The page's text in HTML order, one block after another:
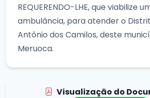
REQUERENDO-LHE, que viabilize
ambulância, para atender o
Antônio dos Camilos, deste
Meruoca.
Visualização do